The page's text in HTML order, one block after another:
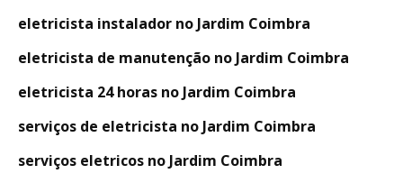
eletricista instalador no Jardim Coimbra
eletricista de manutenção no Jardim Coimbra
eletricista 24 horas no Jardim Coimbra
serviços de eletricista no Jardim Coimbra
serviços eletricos no Jardim Coimbra